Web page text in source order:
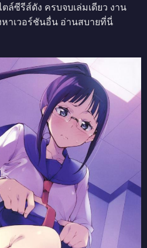
ซีรีส์ดัง ครบจบเล่มเดียว งาน
าเวอร์ชันอื่น อ่านสบายที่นี่